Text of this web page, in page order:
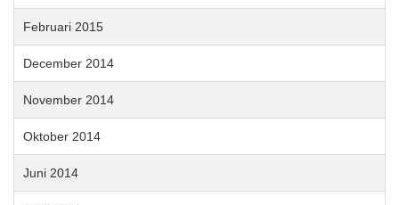
Februari 2015
December 2014
November 2014
Oktober 2014
Juni 2014